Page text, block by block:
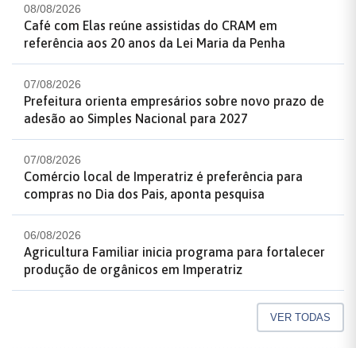
08/08/2026
Café com Elas reúne assistidas do CRAM em
referência aos 20 anos da Lei Maria da Penha
07/08/2026
Prefeitura orienta empresários sobre novo prazo de
adesão ao Simples Nacional para 2027
07/08/2026
Comércio local de Imperatriz é preferência para
compras no Dia dos Pais, aponta pesquisa
06/08/2026
Agricultura Familiar inicia programa para fortalecer
produção de orgânicos em Imperatriz
VER TODAS